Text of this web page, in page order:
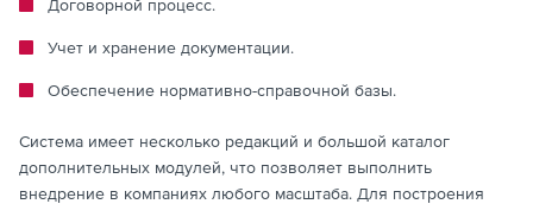
Договорной процесс.
Учет и хранение документации.
Обеспечение нормативно-справочной базы.
Система имеет несколько редакций и большой каталог
дополнительных модулей, что позволяет выполнить
внедрение в компаниях любого масштаба. Для построения